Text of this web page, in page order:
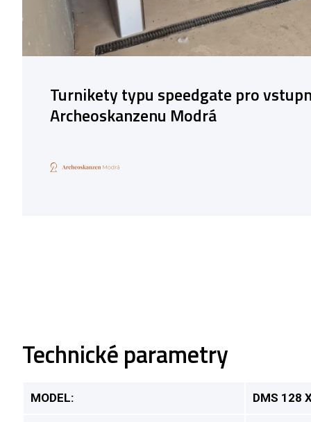
Turnikety typu speedgate pro
Archeoskanzenu Modrá
Technické parametry
MODEL: DMS 128